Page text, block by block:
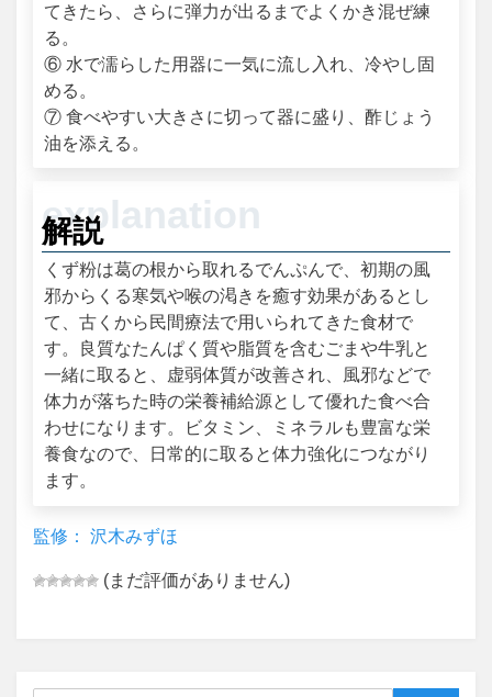
てきたら、さらに弾力が出るまでよくかき混ぜ練
る。
⑥ 水で濡らした用器に一気に流し入れ、冷やし固
める。
⑦ 食べやすい大きさに切って器に盛り、酢じょう
油を添える。
解説
くず粉は葛の根から取れるでんぷんで、初期の風
邪からくる寒気や喉の渇きを癒す効果があるとし
て、古くから民間療法で用いられてきた食材で
す。良質なたんぱく質や脂質を含むごまや牛乳と
一緒に取ると、虚弱体質が改善され、風邪などで
体力が落ちた時の栄養補給源として優れた食べ合
わせになります。ビタミン、ミネラルも豊富な栄
養食なので、日常的に取ると体力強化につながり
ます。
監修： 沢木みずほ
(まだ評価がありません)